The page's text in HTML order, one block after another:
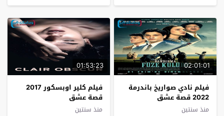
02:01:01
فيلم نادي صواريخ باندرمة
2022 قصة عشق
منذ سنتين
01:53:23
فيلم كلير اوبسكور 2017
قصة عشق
منذ سنتين